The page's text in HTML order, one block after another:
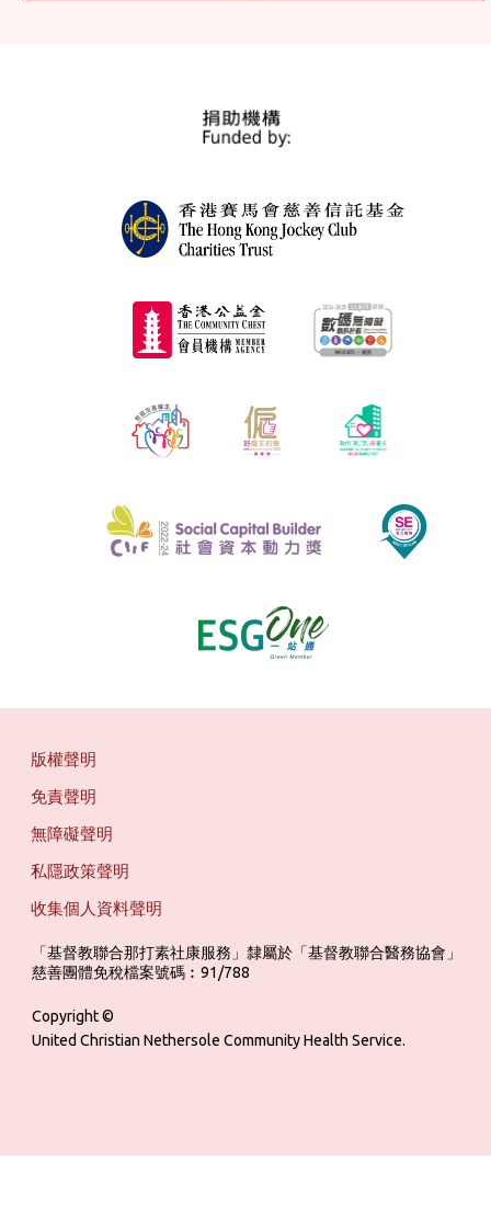
版權聲明
免責聲明
無障礙聲明
私隱政策聲明
收集個人資料聲明
「基督教聯合那打素社康服務」隸屬於「基督教聯合醫務協會」
慈善團體免稅檔案號碼︰91/788
Copyright ©
United Christian Nethersole Community Health Service.